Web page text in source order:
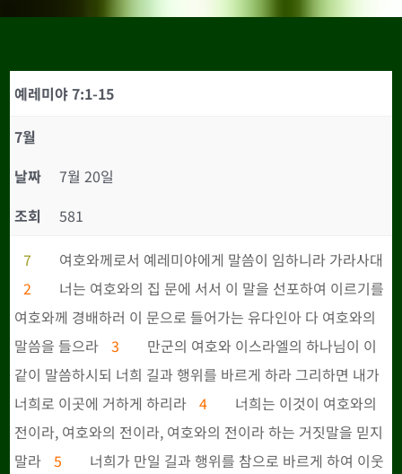
예레미야 7:1-15
7월
날짜
7월 20일
조회
581
7
여호와께로서 예레미야에게 말씀이 임하니라 가라사대
2
너는 여호와의 집 문에 서서 이 말을 선포하여 이르기를
여호와께 경배하러 이 문으로 들어가는 유다인아 다 여호와의
말씀을 들으라 3
만군의 여호와 이스라엘의 하나님이 이
같이 말씀하시되 너희 길과 행위를 바르게 하라 그리하면 내가
너희로 이곳에 거하게 하리라 4
너희는 이것이 여호와의
전이라, 여호와의 전이라, 여호와의 전이라 하는 거짓말을 믿지
말라 5
너희가 만일 길과 행위를 참으로 바르게 하여 이웃